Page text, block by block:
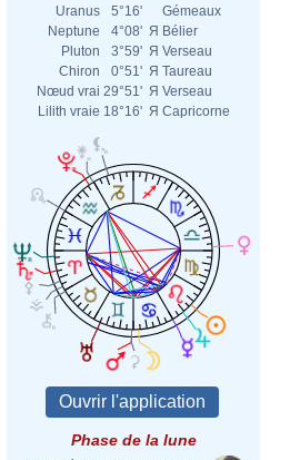
Uranus
5°16'
Gémeaux
Neptune
4°08' Я Bélier
Pluton
3°59' Я Verseau
Chiron
0°51' Я Taureau
Nœud vrai 29°51' Я Verseau
Lilith vraie 18°16' Я Capricorne
Phase de la lune